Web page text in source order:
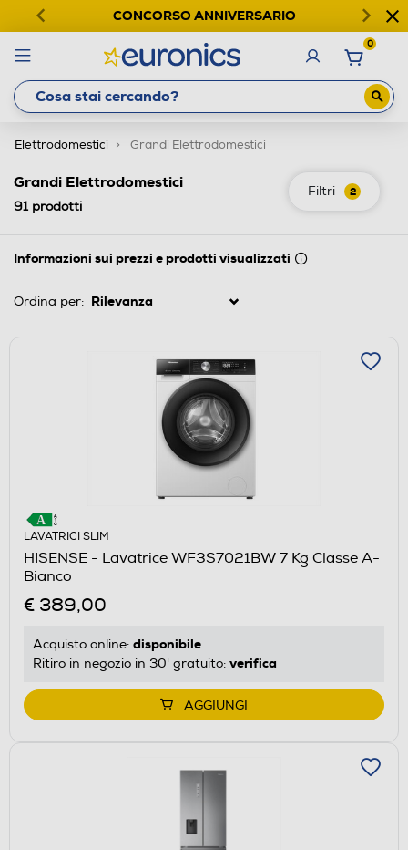
CONCORSO ANNIVERSARIO
0
Elettrodomestici Grandi Elettrodomestici
Filtri 2
Grandi Elettrodomestici
91prodotti
Informazioni sui prezzi e prodotti visualizzati
Ordina per:
LAVATRICI SLIM
HISENSE - Lavatrice WF3S7021BW 7 Kg Classe A-
Bianco
€ 389,00
Acquisto online: disponibile
Ritiro in negozio in 30' gratuito: verifica
AGGIUNGI